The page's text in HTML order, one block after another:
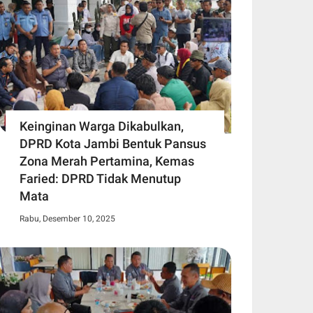
Keinginan Warga Dikabulkan,
DPRD Kota Jambi Bentuk Pansus
Zona Merah Pertamina, Kemas
Faried: DPRD Tidak Menutup
Mata
Rabu, Desember 10, 2025